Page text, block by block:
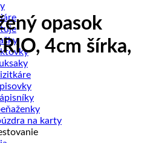
na karty
opasok
4cm šírka,